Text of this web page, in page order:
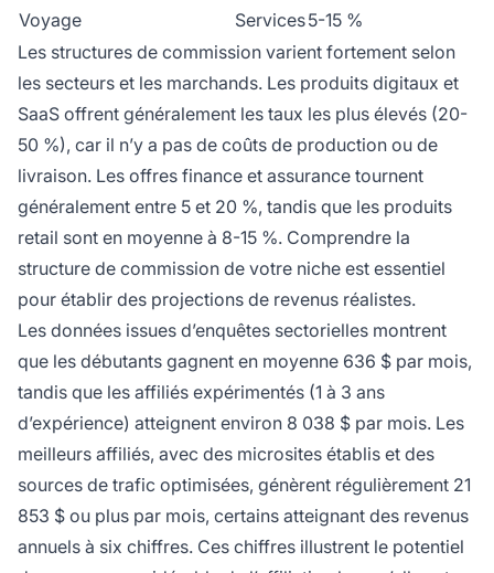
Voyage
Services5-15 %
Les structures de commission varient fortement selon
les secteurs et les marchands. Les produits digitaux et
SaaS offrent généralement les taux les plus élevés (20-
50 %), car il n’y a pas de coûts de production ou de
livraison. Les offres finance et assurance tournent
généralement entre 5 et 20 %, tandis que les produits
retail sont en moyenne à 8-15 %. Comprendre la
structure de commission de votre niche est essentiel
pour établir des projections de revenus réalistes.
Les données issues d’enquêtes sectorielles montrent
que les débutants gagnent en moyenne 636 $ par mois,
tandis que les affiliés expérimentés (1 à 3 ans
d’expérience) atteignent environ 8 038 $ par mois. Les
meilleurs affiliés, avec des microsites établis et des
sources de trafic optimisées, génèrent régulièrement 21
853 $ ou plus par mois, certains atteignant des revenus
annuels à six chiffres. Ces chiffres illustrent le potentiel